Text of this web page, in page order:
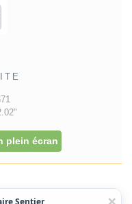
plein écran
Sentier